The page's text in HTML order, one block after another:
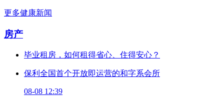
更多健康新闻
房产
毕业租房，如何租得省心、住得安心？
保利全国首个开放即运营的和字系会所
08-08 12:39